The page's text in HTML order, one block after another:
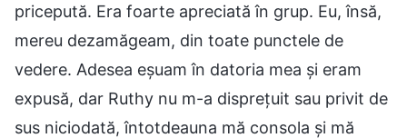
pricepută. Era foarte apreciată în grup. Eu, însă,
mereu dezamăgeam, din toate punctele de
vedere. Adesea eșuam în datoria mea și eram
expusă, dar Ruthy nu m-a disprețuit sau privit de
sus niciodată, întotdeauna mă consola și mă